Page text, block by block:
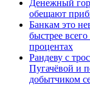
Денежный
обещают
Банкам это
быстрее
процентах
Рандеву с
Пугачёвой и
добытчиком